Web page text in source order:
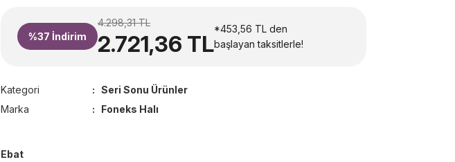
%37 İndirim
4.298,31 TL
2.721,36 TL
*453,56 TL den
başlayan taksitlerle!
Kategori
Seri Sonu Ürünler
Marka
Foneks Halı
Ebat